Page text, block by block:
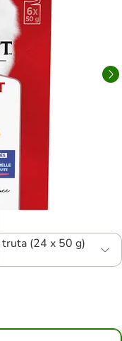
truta (24 x 50 g)